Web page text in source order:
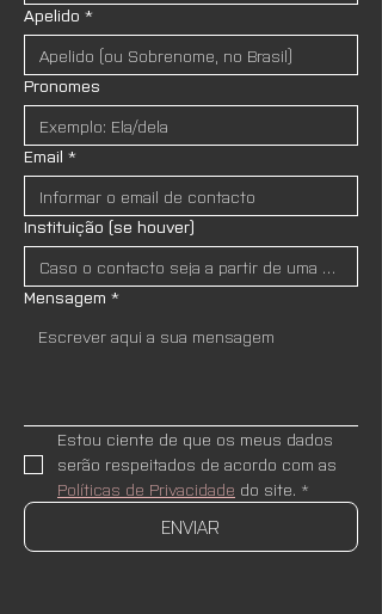
Apelido *
Pronomes
Email *
Instituição (se houver)
Mensagem *
Estou ciente de que os meus dados
Políticas de Privacidade do site. *
ENVIAR